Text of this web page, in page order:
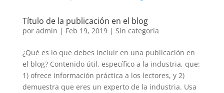
Título de la publicación en el blog
por admin | Feb 19, 2019| Sin categoría
¿Qué es lo que debes incluir en una publicación en
el blog? Contenido útil, específico a la industria, que:
1) ofrece información práctica a los lectores, y 2)
demuestra que eres un experto de la industria. Usa